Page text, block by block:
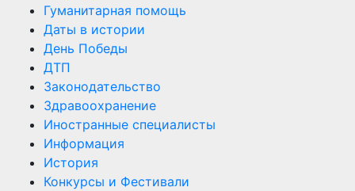
Гуманитарная помощь
Даты в истории
День Победы
ДТП
Законодательство
Здравоохранение
Иностранные специалисты
Информация
История
Конкурсы и Фестивали